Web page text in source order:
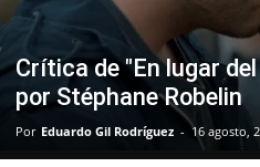
Crítica de "En lugar
por Stéphane Robelin
Por Eduardo Gil Rodríguez - 16 agosto,